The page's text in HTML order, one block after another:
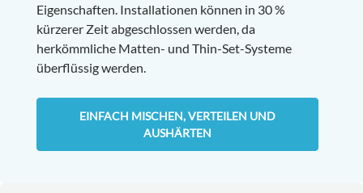
Eigenschaften. Installationen können in 30 %
kürzerer Zeit abgeschlossen werden, da
herkömmliche Matten- und Thin-Set-Systeme
überflüssig werden.
EINFACH MISCHEN, VERTEILEN UND
AUSHÄRTEN